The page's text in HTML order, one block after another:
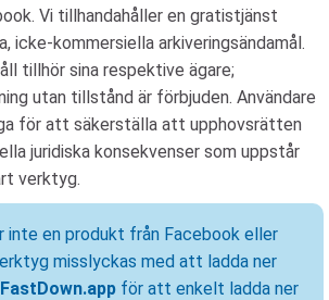
Vi tillhandahåller en gratistjänst
icke-kommersiella arkiveringsändamål.
tillhör sina respektive ägare;
utan tillstånd är förbjuden. Användare
för att säkerställa att upphovsrätten
juridiska konsekvenser som uppstår
verktyg.
inte en produkt från Facebook eller
misslyckas med att ladda ner
FastDown.app för att enkelt ladda ner